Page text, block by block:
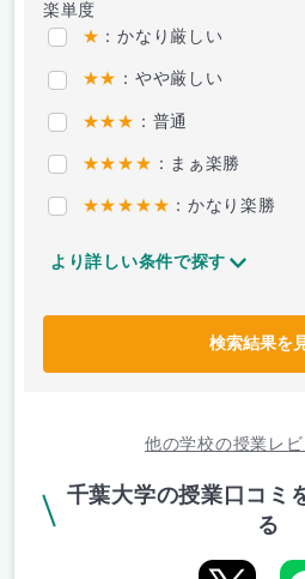
楽単度
★ ：かなり厳しい
★★ ：やや厳しい
★★★ ：普通
★★★★ ：まぁ楽勝
★★★★★ ：かなり楽勝
より詳しい条件で探す
検索結果を
他の学校の授業レ
千葉大学の授業口コミ
る